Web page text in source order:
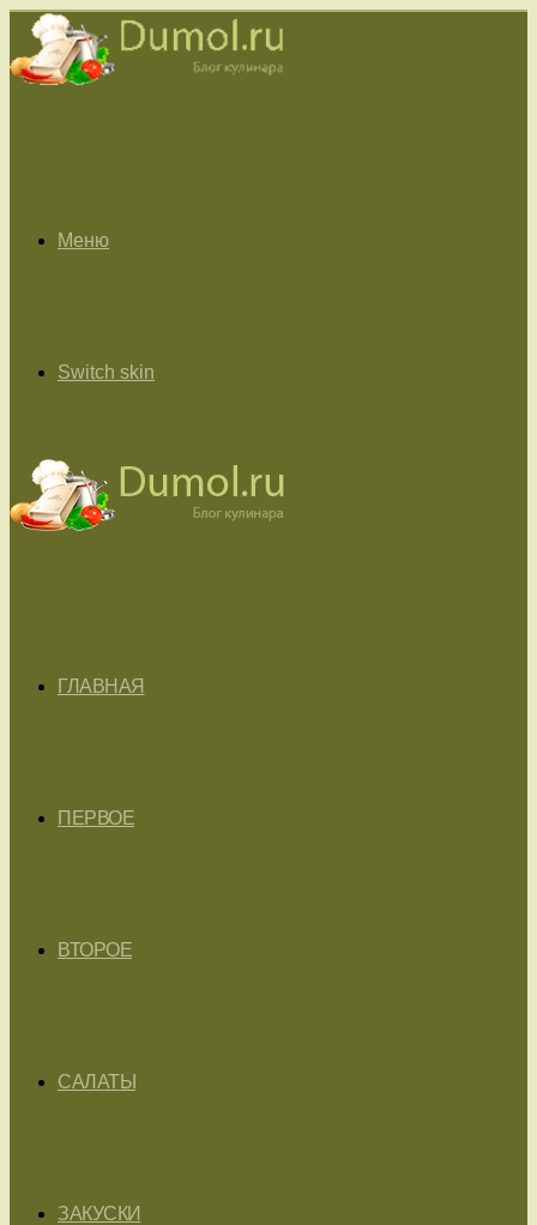
Меню
Switch skin
ГЛАВНАЯ
ПЕРВОЕ
ВТОРОЕ
САЛАТЫ
ЗАКУСКИ